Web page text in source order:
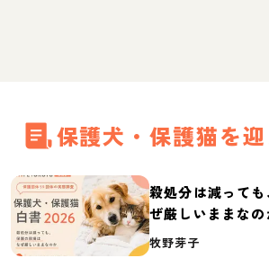
保護犬・保護猫を
殺処分は減って
ぜ厳しいままなの
体の実態調査【保
牧野芽子